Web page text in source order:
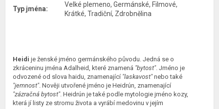
Typ jména:
Velké plemeno, Germánské, Filmové,
Krátké, Tradiční, Zdrobnělina
Heidi je ženské jméno germánského původu. Jedná se o
zkráceninu jména Adalheid, které znamená "bytost". Jméno je
odvozené od slova haidu, znamenající "laskavost"nebo také
"jemnost". Nověji utvořené jméno je Heidrún, znamenající
"zázračná bytost". Heidrún je také podle mytologie jméno kozy,
která jí listy ze stromu života a vyrábí medovinu v jejím